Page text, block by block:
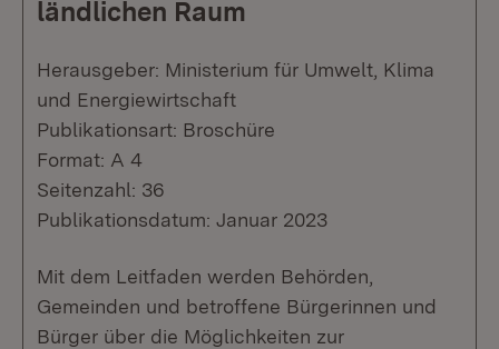
ländlichen Raum
Herausgeber: Ministerium für Umwelt, Klima
und Energiewirtschaft
Publikationsart: Broschüre
Format: A 4
Seitenzahl: 36
Publikationsdatum: Januar 2023
Mit dem Leitfaden werden Behörden,
Gemeinden und betroffene Bürgerinnen und
Bürger über die Möglichkeiten zur